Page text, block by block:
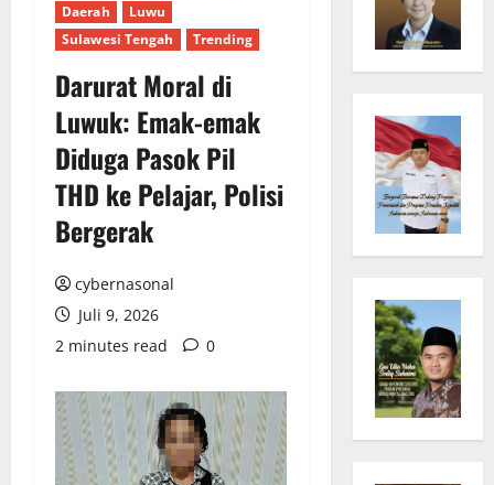
Daerah
Luwu
Sulawesi Tengah
Trending
Darurat Moral di
Luwuk: Emak-emak
Diduga Pasok Pil
THD ke Pelajar, Polisi
Bergerak
cybernasonal
Juli 9, 2026
2 minutes read
0